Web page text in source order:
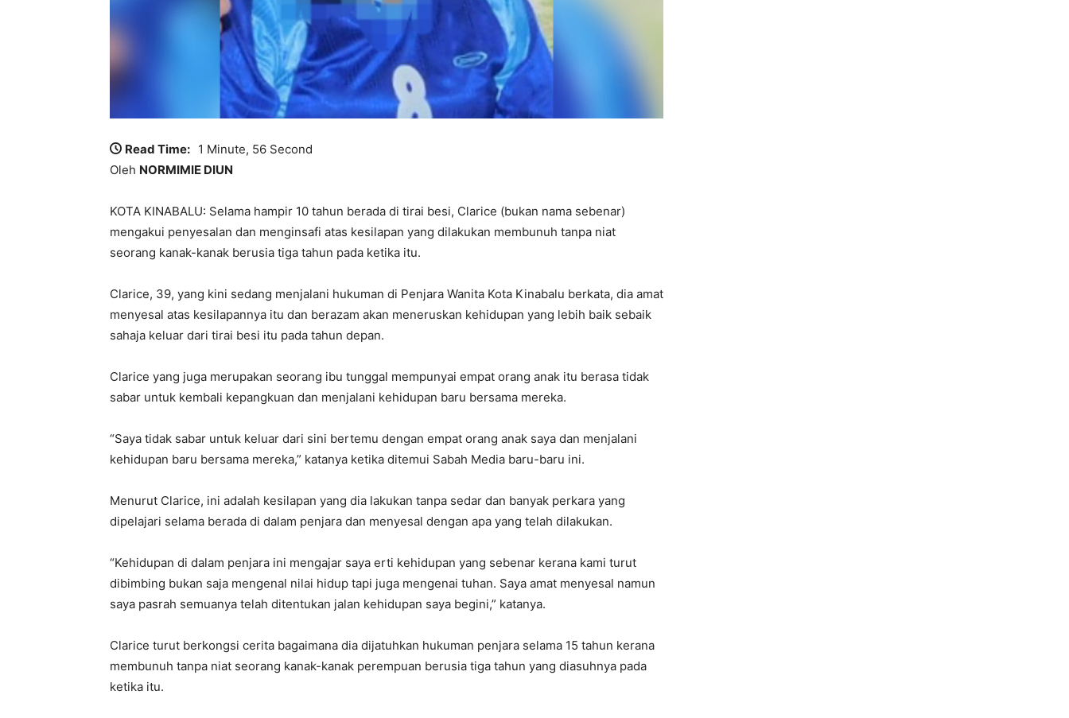
Read Time: 1 Minute, 56 Second
Oleh NORMIMIE DIUN
KOTA KINABALU: Selama hampir 10 tahun berada di tirai besi, Clarice (bukan nama sebenar)
mengakui penyesalan dan menginsafi atas kesilapan yang dilakukan membunuh tanpa niat
seorang kanak-kanak berusia tiga tahun pada ketika itu.
Clarice, 39, yang kini sedang menjalani hukuman di Penjara Wanita Kota Kinabalu berkata, dia amat
menyesal atas kesilapannya itu dan berazam akan meneruskan kehidupan yang lebih baik sebaik
sahaja keluar dari tirai besi itu pada tahun depan.
Clarice yang juga merupakan seorang ibu tunggal mempunyai empat orang anak itu berasa tidak
sabar untuk kembali kepangkuan dan menjalani kehidupan baru bersama mereka.
“Saya tidak sabar untuk keluar dari sini bertemu dengan empat orang anak saya dan menjalani
kehidupan baru bersama mereka,” katanya ketika ditemui Sabah Media baru-baru ini.
Menurut Clarice, ini adalah kesilapan yang dia lakukan tanpa sedar dan banyak perkara yang
dipelajari selama berada di dalam penjara dan menyesal dengan apa yang telah dilakukan.
“Kehidupan di dalam penjara ini mengajar saya erti kehidupan yang sebenar kerana kami turut
dibimbing bukan saja mengenal nilai hidup tapi juga mengenai tuhan. Saya amat menyesal namun
saya pasrah semuanya telah ditentukan jalan kehidupan saya begini,” katanya.
Clarice turut berkongsi cerita bagaimana dia dijatuhkan hukuman penjara selama 15 tahun kerana
membunuh tanpa niat seorang kanak-kanak perempuan berusia tiga tahun yang diasuhnya pada
ketika itu.